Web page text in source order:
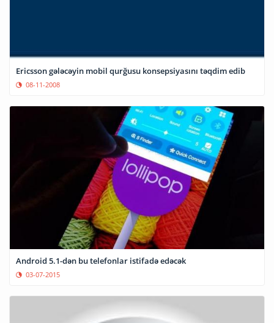
Ericsson gələcəyin mobil qurğusu konsepsiyasını təqdim edib
08-11-2008
Android 5.1-dən bu telefonlar istifadə edəcək
03-07-2015